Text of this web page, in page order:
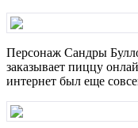
Персонаж Сандры
заказывает пиццу
интернет был еще